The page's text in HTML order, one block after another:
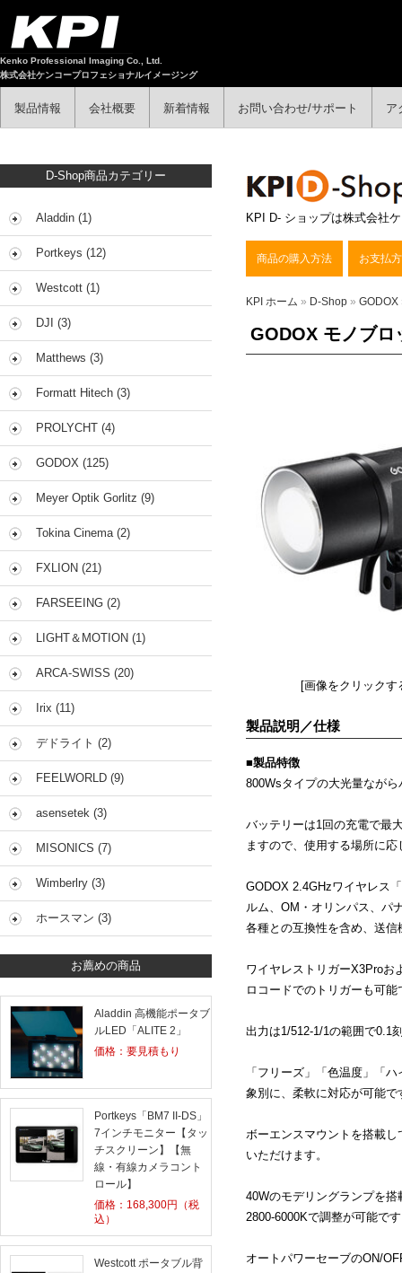
Kenko Professional Imaging Co., Ltd.
株式会社ケンコープロフェショナルイメージング
製品情報 会社概要 新着情報 お問い合わせ/サポート ア
KPI D- ショップは株式会社
商品の購入方法 お支払
KPI ホーム » D-Shop » GODOX
GODOX モノブ
[画像をクリック
製品説明／仕様
■製品特徴
800Wsタイプの大光量なが
バッテリーは1回の充電で最
ますので、使用する場所に
GODOX 2.4GHzワイヤレス「
ルム、 OM ・オリンパス、パ
各種との互換性を含め、送信
ワイヤレストリガーX3Proお
ロコードでのトリガーも可能
出力は1/512-1/1の範囲で0.1
「フリーズ」「色温度」「
象別に、柔軟に対応が可能で
ボーエンスマウントを搭載し
いただけます。
40Wのモデリングランプを搭
2800-6000Kで調整が可能で
オートパワーセーブのON/
D-Shop商品カテゴリー
Aladdin (1)
Portkeys (12)
Westcott (1)
DJI (3)
Matthews (3)
Formatt Hitech (3)
PROLYCHT (4)
GODOX (125)
Meyer Optik Gorlitz (9)
Tokina Cinema (2)
FXLION (21)
FARSEEING (2)
LIGHT＆MOTION (1)
ARCA-SWISS (20)
Irix (11)
デドライト (2)
FEELWORLD (9)
asensetek (3)
MISONICS (7)
Wimberlry (3)
ホースマン (3)
お薦めの商品
Aladdin 高機能ポータブ
ルLED「ALITE 2」
価格：要見積もり
Portkeys「BM7 II-DS」
7インチモニター【タッ
チスクリーン】【無
線・有線カメラコント
ロール】
価格： 168,300円（税
込）
Westcott ポータブル背